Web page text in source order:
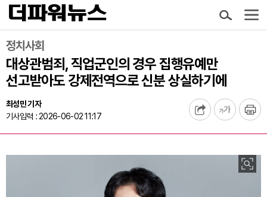
정치사회
대상관범죄, 직업군인의 경우 집행유예만
선고받아도 강제전역으로 신분 상실하기에
최성민 기자
기사입력 : 2026-06-02 11:17